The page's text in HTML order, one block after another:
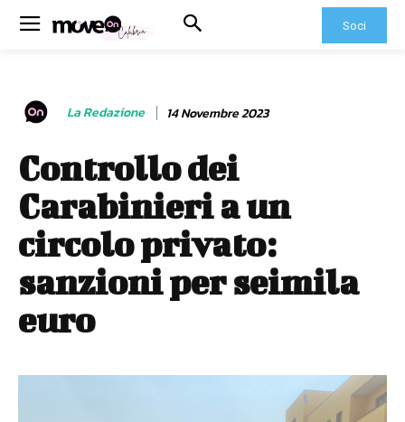
Soci
La Redazione 14 Novembre 2023
Controllo dei
Carabinieri a un
circolo privato:
sanzioni per seimila
euro